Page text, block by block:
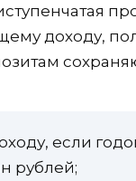
доходу,
если
рублей;